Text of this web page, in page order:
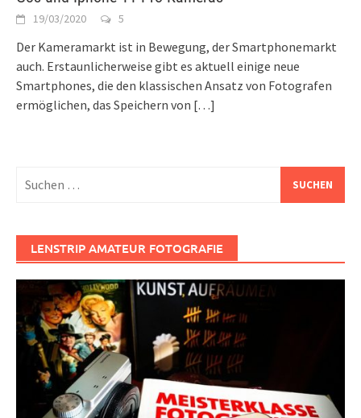
19/03/2020 5
Der Kameramarkt ist in Bewegung, der Smartphonemarkt
auch. Erstaunlicherweise gibt es aktuell einige neue
Smartphones, die den klassischen Ansatz von Fotografen
ermöglichen, das Speichern von […]
nach:
LENSTRIP AMATEUR FOTOGRAFIE